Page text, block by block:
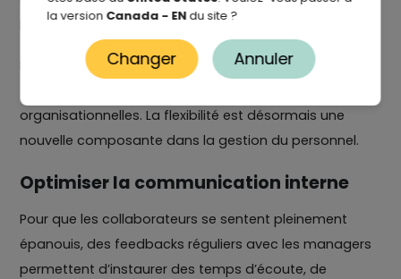
limiter les absences et encourager la productivité.
Enfin, avec la crise du Covid, le recours au full remote
organisationnelles. La flexibilité est désormais une
nouvelle composante dans la gestion du personnel.
Optimiser la communication interne
Pour que les collaborateurs se sentent pleinement
épanouis, des feedbacks réguliers avec les managers
permettent d’instaurer des temps d’écoute, de
la version Canada - ENdu site ?
Changer Annuler